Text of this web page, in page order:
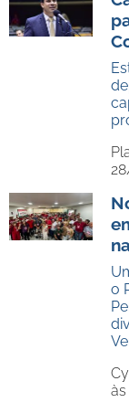
o